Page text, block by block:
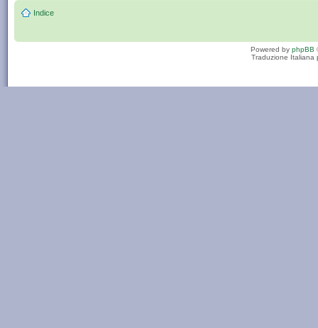
Indice
Powered by phpBB
Traduzione Italiana